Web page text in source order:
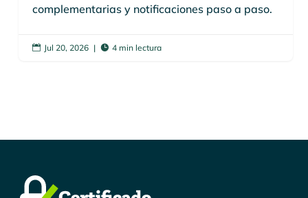
complementarias y notificaciones paso a paso.
 Jul 20, 2026 |  4 min lectura